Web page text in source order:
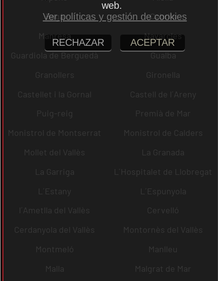
Bagà
Cabrils
Manresa
Navarcles
Guardiola de Berguedà
Gualba
Granollers
Gironella
Castellet i la Gornal
Castell de l´Areny
Puig-reig
Premià de Mar
Monistrol de Montserrat
Monistrol de Calders
Mollet del Vallès
La Granada
La Garriga
L´Hospitalet de Llobregat
L´Estany
L´Espunyola
l´Ametlla del Vallès
Cervelló
Cerdanyola del Vallès
Montornès del Vallès
Montmeló
Manlleu
Malla
Malgrat de Mar
web.
Ver políticas y gestión de cookies
RECHAZAR ACEPTAR